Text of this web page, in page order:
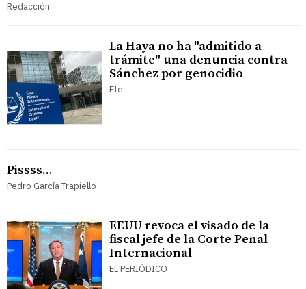
Redacción
La Haya no ha "admitido a
trámite" una denuncia contra
Sánchez por genocidio
Efe
Pissss...
Pedro García Trapiello
EEUU revoca el visado de la
fiscal jefe de la Corte Penal
Internacional
EL PERIÓDICO